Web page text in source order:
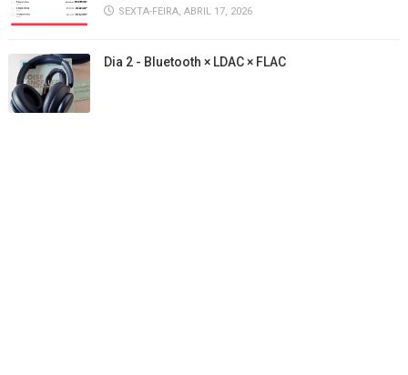
SEXTA-FEIRA, ABRIL 17, 2026
Dia 2 - Bluetooth × LDAC × FLAC